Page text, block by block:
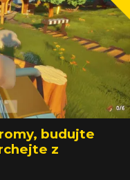
budujte
z